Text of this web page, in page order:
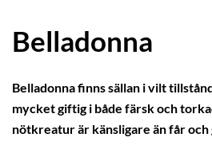
Belladonna
Belladonna finns sällan i vilt
mycket giftig i både färsk och
nötkreatur är känsligare än får och